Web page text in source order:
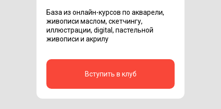
Вступить в клуб
База из онлайн-курсов по акварели,
живописи маслом, скетчингу,
иллюстрации, digital, пастельной
живописи и акрилу